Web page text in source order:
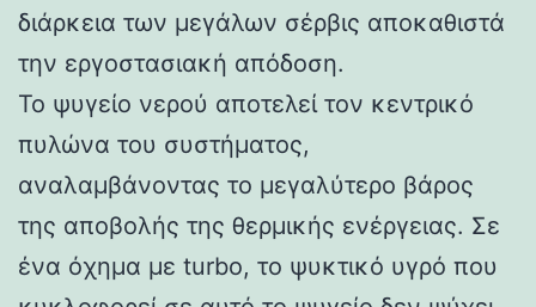
διάρκεια των μεγάλων σέρβις αποκαθιστά
την εργοστασιακή απόδοση.
Το ψυγείο νερού αποτελεί τον κεντρικό
πυλώνα του συστήματος,
αναλαμβάνοντας το μεγαλύτερο βάρος
της αποβολής της θερμικής ενέργειας. Σε
ένα όχημα με turbo, το ψυκτικό υγρό που